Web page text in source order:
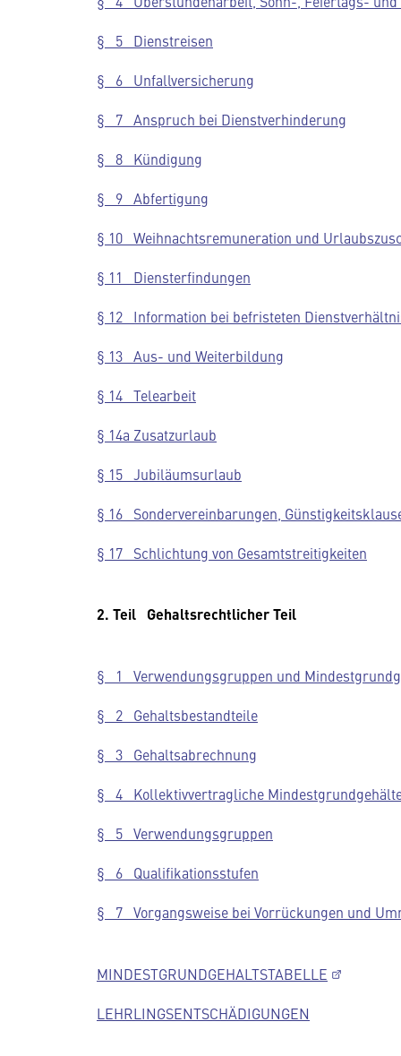
§ 5 Dienstreisen
§ 6 Unfallversicherung
§ 7 Anspruch bei Dienstverhinderung
§ 8 Kündigung
§ 9 Abfertigung
§ 10 Weihnachtsremuneration und
§ 11 Diensterfindungen
§ 12 Information bei befristeten
§ 13 Aus- und Weiterbildung
§ 14 Telearbeit
§ 14a Zusatzurlaub
§ 15 Jubiläumsurlaub
§ 16 Sondervereinbarungen,
§ 17 Schlichtung von Gesamtstreitigkeiten
2. Teil Gehaltsrechtlicher Teil
§ 1 Verwendungsgruppen und
§ 2 Gehaltsbestandteile
§ 3 Gehaltsabrechnung
§ 4 Kollektivvertragliche
§ 5 Verwendungsgruppen
§ 6 Qualifikationsstufen
§ 7 Vorgangsweise bei Vorrückungen und
MINDESTGRUNDGEHALTSTABELLE
LEHRLINGSENTSCHÄDIGUNGEN